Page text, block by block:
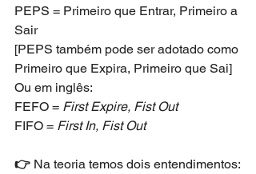
PEPS = Primeiro que Entrar, Primeiro a
Sair
[PEPS também pode ser adotado como
Primeiro que Expira, Primeiro que Sai]
Ou em inglês:
FEFO = First Expire, Fist Out
FIFO = First In, Fist Out
👉 Na teoria temos dois entendimentos: